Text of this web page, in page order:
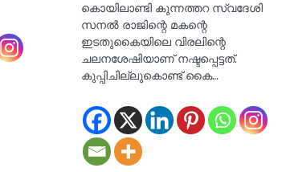
കൊയിലാണ്ടി കുന്നത്തറ സ്വദേശി
സനല്‍ രാജിന്റെ മകന്റെ
ഇടതുകൈയിലെ വിരലിന്റെ
ചലനശേഷിയാണ് നഷ്ടപ്പെട്ടത്.
കുപ്പിചില്ലുകൊണ്ട് കൈ…